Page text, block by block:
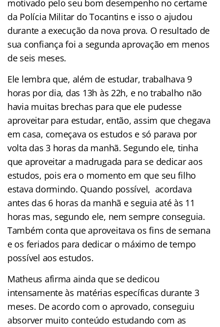
motivado pelo seu bom desempenho no certame
da Polícia Militar do Tocantins e isso o ajudou
durante a execução da nova prova. O resultado de
sua confiança foi a segunda aprovação em menos
de seis meses.
Ele lembra que, além de estudar, trabalhava 9
horas por dia, das 13h às 22h, e no trabalho não
havia muitas brechas para que ele pudesse
aproveitar para estudar, então, assim que chegava
em casa, começava os estudos e só parava por
volta das 3 horas da manhã. Segundo ele, tinha
que aproveitar a madrugada para se dedicar aos
estudos, pois era o momento em que seu filho
estava dormindo. Quando possível, acordava
antes das 6 horas da manhã e seguia até às 11
horas mas, segundo ele, nem sempre conseguia.
Também conta que aproveitava os fins de semana
e os feriados para dedicar o máximo de tempo
possível aos estudos.
Matheus afirma ainda que se dedicou
intensamente às matérias específicas durante 3
meses. De acordo com o aprovado, conseguiu
absorver muito conteúdo estudando com as